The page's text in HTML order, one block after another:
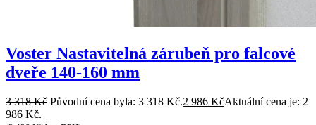
Voster Nastavitelná zárubeň pro falcové
dveře 140-160 mm
3 318Kč Původní cena byla: 3 318 Kč.2 986 KčAktuální cena je: 2
986 Kč.